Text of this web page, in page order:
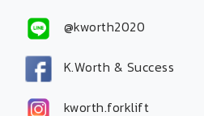
@kworth2020
K.Worth & Success
kworth.forklift